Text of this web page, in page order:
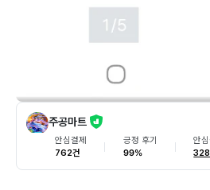
주공마트
안심결제
762건
긍정 후기
99%
안
328